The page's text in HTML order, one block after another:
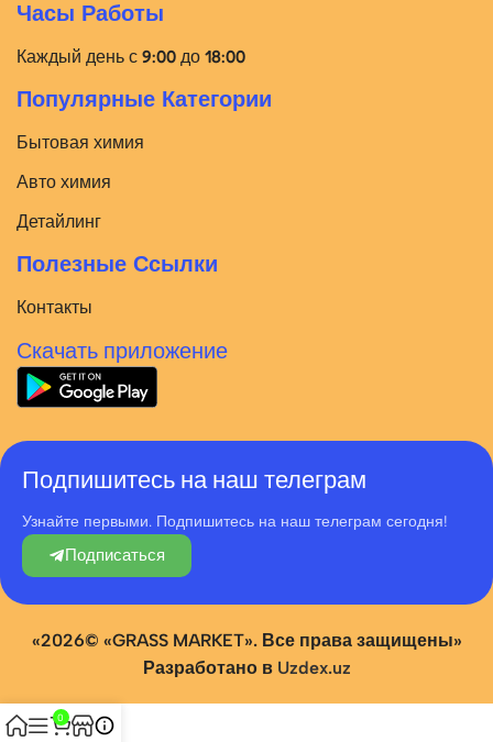
Часы Работы
Каждый день с 9:00 до 18:00
Популярные Категории
Бытовая химия
Авто химия
Детайлинг
Полезные Ссылки
Контакты
Скачать приложение
Подпишитесь на наш телеграм
Узнайте первыми. Подпишитесь на наш телеграм сегодня!
Подписаться
«2026© «GRASS MARKET». Все права защищены»
Разработано в Uzdex.uz
0